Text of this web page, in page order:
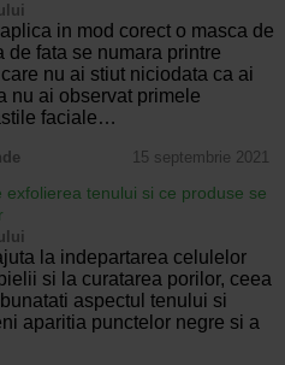
in mod corect o masca de
de fata se numara printre
nu ai stiut niciodata ca ai
nu ai observat primele
faciale…
15 septembrie 2021
exfolierea tenului si ce produse se
la indepartarea celulelor
si la curatarea porilor, ceea
aspectul tenului si
aparitia punctelor negre si a